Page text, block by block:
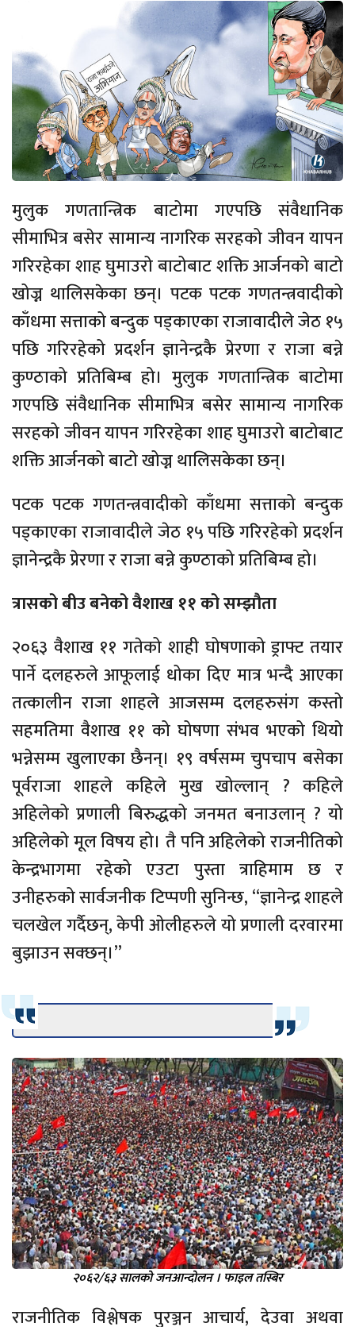
मुलुक गणतान्त्रिक बाटोमा गएपछि संवैधानिक
सीमाभित्र बसेर सामान्य नागरिक सरहको जीवन यापन
गरिरहेका शाह घुमाउरो बाटोबाट शक्ति आर्जनको बाटो
खोज्न थालिसकेका छन्। पटक पटक गणतन्त्रवादीको
काँधमा सत्ताको बन्दुक पड्काएका राजावादीले जेठ १५
पछि गरिरहेको प्रदर्शन ज्ञानेन्द्रकै प्रेरणा र राजा बन्ने
कुण्ठाको प्रतिबिम्ब हो। मुलुक गणतान्त्रिक बाटोमा
गएपछि संवैधानिक सीमाभित्र बसेर सामान्य नागरिक
सरहको जीवन यापन गरिरहेका शाह घुमाउरो बाटोबाट
शक्ति आर्जनको बाटो खोज्न थालिसकेका छन्।
पटक पटक गणतन्त्रवादीको काँधमा सत्ताको बन्दुक
पड्काएका राजावादीले जेठ १५ पछि गरिरहेको प्रदर्शन
ज्ञानेन्द्रकै प्रेरणा र राजा बन्ने कुण्ठाको प्रतिबिम्ब हो।
त्रासको बीउ बनेको वैशाख ११ को सम्झौता
२०६३ वैशाख ११ गतेको शाही घोषणाको ड्राफ्ट तयार
पार्ने दलहरुले आफूलाई धोका दिए मात्र भन्दै आएका
तत्कालीन राजा शाहले आजसम्म दलहरुसंग कस्तो
सहमतिमा वैशाख ११ को घोषणा संभव भएको थियो
भन्नेसम्म खुलाएका छैनन्। १९ वर्षसम्म चुपचाप बसेका
पूर्वराजा शाहले कहिले मुख खोल्लान् ? कहिले
अहिलेको प्रणाली बिरुद्धको जनमत बनाउलान् ? यो
अहिलेको मूल विषय हो। तै पनि अहिलेको राजनीतिको
केन्द्रभागमा रहेको एउटा पुस्ता त्राहिमाम छ र
उनीहरुको सार्वजनीक टिप्पणी सुनिन्छ, “ज्ञानेन्द्र शाहले
चलखेल गर्दैछन्, केपी ओलीहरुले यो प्रणाली दरवारमा
बुझाउन सक्छन्।”
२०६२/६३ सालको जनआन्दोलन । फाइल तस्बिर
राजनीतिक विश्लेषक पुरञ्जन आचार्य, देउवा अथवा